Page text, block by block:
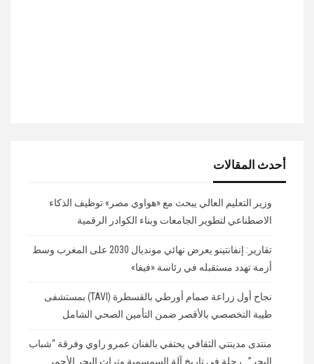
أحدث المقالات
وزير التعليم العالي يبحث مع «هواوي مصر» توظيف الذكاء
الاصطناعي لتطوير الجامعات وبناء الكوادر الرقمية
تقارير: إنفانتينو يعرض نهائي مونديال 2030 على المغرب وسط
أزمة تهدد مستقبله في رئاسة «فيفا»
نجاح أول زراعة صمام أورطي بالقسطرة (TAVI) بمستشفى
طيبة التخصصي بالأقصر ضمن التأمين الصحي الشامل
منتدى مدينتي الثقافي يحتفي بالفنان عمرو راوي وفرقة “شباب
البحر”.. رحلة في تاريخ آلة السمسمية وتراث البحر الأحمر